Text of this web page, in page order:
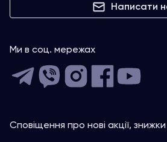
Написати
Ми в соц. мережах
Сповіщення про нові акції,